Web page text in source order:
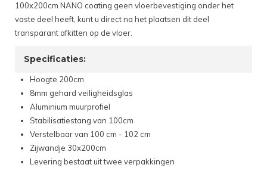
100x200cm NANO coating geen vloerbevestiging onder het
vaste deel heeft, kunt u direct na het plaatsen dit deel
transparant afkitten op de vloer.
Specificaties:
Hoogte 200cm
8mm gehard veiligheidsglas
Aluminium muurprofiel
Stabilisatiestang van 100cm
Verstelbaar van 100 cm - 102 cm
Zijwandje 30x200cm
Levering bestaat uit twee verpakkingen